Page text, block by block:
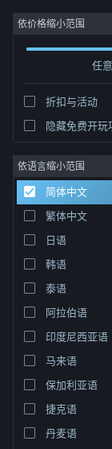
登录
社区
关于
客服
更改语言
获取 Steam 手机应用
查看桌面版网站
依价格缩小范围
任
折扣与活动
隐藏免费开玩
依语言缩小范围
简体中文
繁体中文
日语
韩语
泰语
阿拉伯语
印度尼西亚语
马来语
保加利亚语
捷克语
丹麦语
开发者: Atemly Games
排序依据 相关性
0 个匹配的搜索结果